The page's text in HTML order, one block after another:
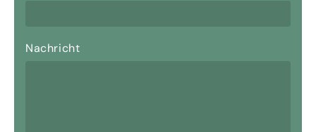
Nachricht